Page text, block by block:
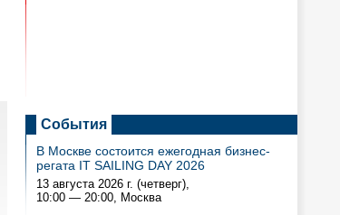
События
В Москве состоится ежегодная бизнес-
регата IT SAILING DAY 2026
13 августа 2026 г. (четверг),
10:00 — 20:00, Москва